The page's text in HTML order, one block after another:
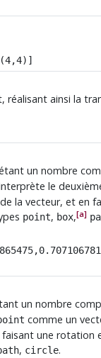
ainsi la
un nombre
le
la vecteur, et en
point, box,[a]
un nombre
comme un
une rotation
, circle.